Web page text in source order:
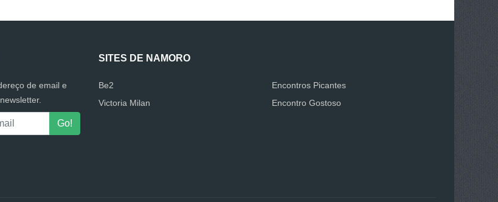
de email e
SITES DE NAMORO
Be2
Victoria Milan
Encontros Picantes
Encontro Gostoso